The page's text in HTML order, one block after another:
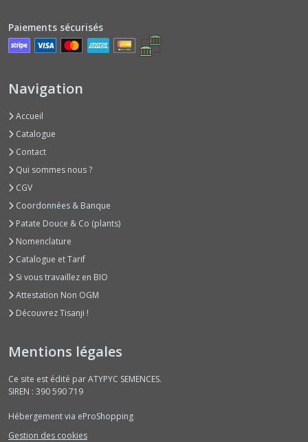
Courges
Provence
(2)
Courges
Potirons
ou
(1)
Courges
Type
Potimarrons
(1)
Courgettes
(1)
Courgettes
Foncé
Paiements sécurisés
Navigation
Accueil
Catalogue
Contact
Qui sommes nous ?
CGV
Coordonnées & Banque
Patate Douce & Co (plants)
Nomenclature
Catalogue et Tarif
Si vous travaillez en BIO
Attestation Non OGM
Découvrez Tisanji !
Mentions légales
Ce site est édité par ATYPYC SEMENCES.
SIREN : 390 590 719
Hébergement via eProShopping
Gestion des cookies